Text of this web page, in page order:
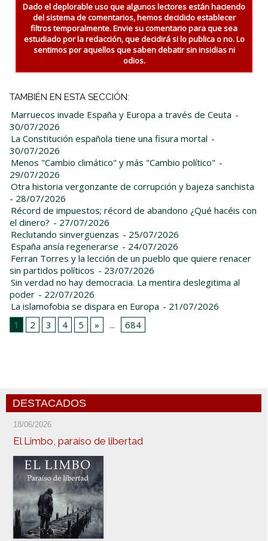
Dado el deplorable uso que algunos lectores están haciendo
del sistema de comentarios, hemos decidido establecer
filtros temporalmente. Envie su comentario para que sea
estudiado por la redacción, que decidirá si lo publica o no. Lo
sentimos por aquellos que saben debatir sin insidias ni
odios.
TAMBIÉN EN ESTA SECCIÓN:
Marruecos invade España y Europa a través de Ceuta -
30/07/2026
La Constitución española tiene una fisura mortal -
30/07/2026
Menos "Cambio climático" y más "Cambio político" -
29/07/2026
Otra historia vergonzante de corrupción y bajeza sanchista
- 28/07/2026
Récord de impuestos; récord de abandono ¿Qué hacéis con
el dinero? - 27/07/2026
Reclutando sinvergüenzas - 25/07/2026
España ansía regenerarse - 24/07/2026
Ferran Torres y la lección de un pueblo que quiere renacer
sin partidos políticos - 23/07/2026
Sin verdad no hay democracia. La mentira deslegitima al
poder - 22/07/2026
La islamofobia se dispara en Europa - 21/07/2026
1
2 3 4 5 » ... 684
DESTACADOS
18/06/2026
El Limbo, paraíso de libertad